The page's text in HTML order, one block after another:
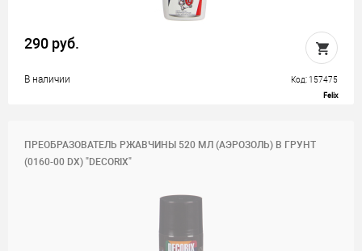
290 руб.
В наличии Код: 157475
Felix
ПРЕОБРАЗОВАТЕЛЬ РЖАВЧИНЫ 520 МЛ (АЭРОЗОЛЬ) В ГРУНТ
(0160-00 DX) "DECORIX"